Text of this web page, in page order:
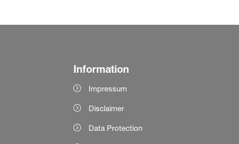
Information
Impressum
Disclaimer
Data Protection